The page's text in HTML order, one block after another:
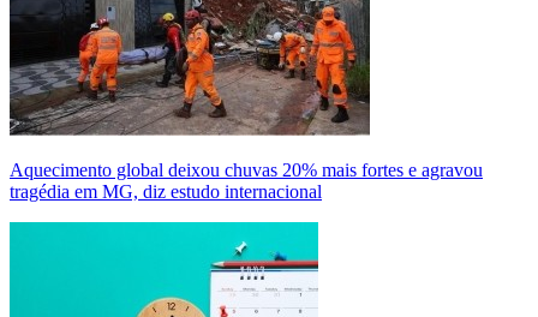
Aquecimento global deixou chuvas 20% mais fortes e agravou
tragédia em MG, diz estudo internacional